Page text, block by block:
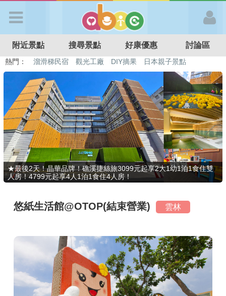
APP登入
首 頁
搜尋景點
好康優惠
最新消息
最新留言
商家合作
推薦景點
附近景點 搜尋景點 好康優惠 討論區
熱門： 特色遊戲場 親子住房優惠 台北親子餐廳
溫泉泡湯SPA
溜滑梯民宿
觀光工廠 DIY摘果 日本親子景點
★最後2天！晶華品牌！礁溪捷絲旅3099元起享2大1幼1泊1食住雙
人房！4799元起享4人1泊1食住4人房！
悠紙生活館@OTOP(結束營業) 雲林